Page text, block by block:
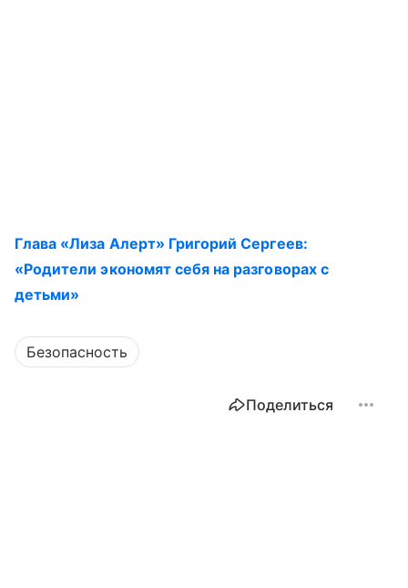
Глава «Лиза Алерт» Григорий Сергеев:
«Родители экономят себя на разговорах с
детьми»
Безопасность
Поделиться